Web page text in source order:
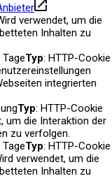
verwendet, um die
Inhalten zu
TageTyp: HTTP-Cookie
integrierten
Typ: HTTP-Cookie
um die Interaktion der
zu verfolgen.
TageTyp: HTTP-Cookie
verwendet, um die
Inhalten zu